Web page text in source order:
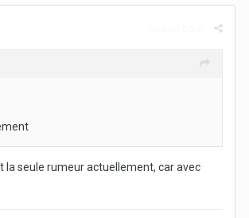
la seule rumeur actuellement, car avec